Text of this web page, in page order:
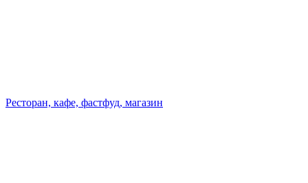
Ресторан, кафе, фастфуд, магазин